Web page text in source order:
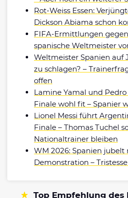
Rot-Weiss Essen:
Dickson Abiama schon
FIFA-Ermittlungen
spanische Weltmeister
Weltmeister Spanien auf
zu schlagen? –
offen
Lamine Yamal und
Finale wohl fit – Spanier
Lionel Messi führt
Finale – Thomas Tuchel
Nationaltrainer bleiben
WM 2026: Spanien jubelt
Demonstration –
Top Empfehlung des